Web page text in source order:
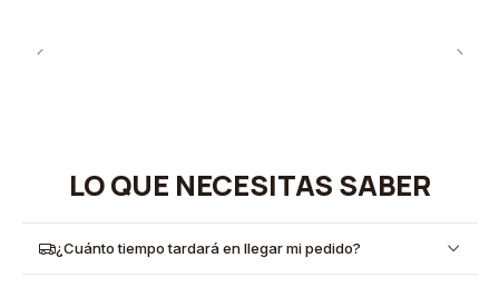
LO QUE NECESITAS SABER
¿Cuánto tiempo tardará en llegar mi pedido?